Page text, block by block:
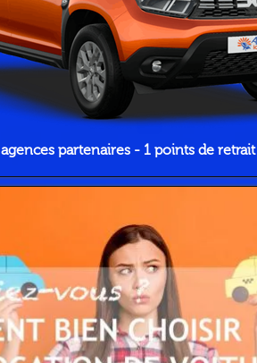
agences partenaires - 1 points de retrait